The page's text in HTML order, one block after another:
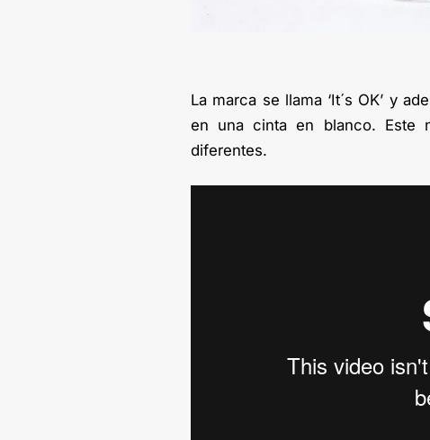
La marca se llama ‘It´s OK’ y
en una cinta en blanco. Este
diferentes.